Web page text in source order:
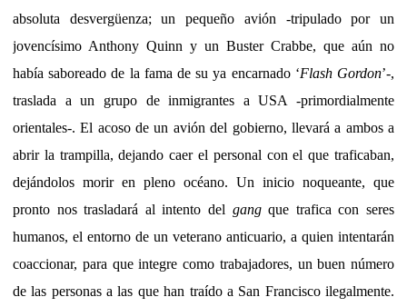
absoluta desvergüenza; un pequeño avión -tripulado por un
jovencísimo Anthony Quinn y un Buster Crabbe, que aún no
había saboreado de la fama de su ya encarnado ‘Flash Gordon’-,
traslada a un grupo de inmigrantes a USA -primordialmente
orientales-. El acoso de un avión del gobierno, llevará a ambos a
abrir la trampilla, dejando caer el personal con el que traficaban,
dejándolos morir en pleno océano. Un inicio noqueante, que
pronto nos trasladará al intento del gangque trafica con seres
humanos, el entorno de un veterano anticuario, a quien intentarán
coaccionar, para que integre como trabajadores, un buen número
de las personas a las que han traído a San Francisco ilegalmente.